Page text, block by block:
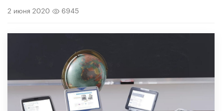
2 июня 2020 6945